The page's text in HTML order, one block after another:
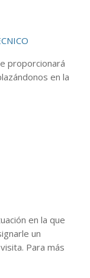
proporcionará
en la
en la que
un
Para más